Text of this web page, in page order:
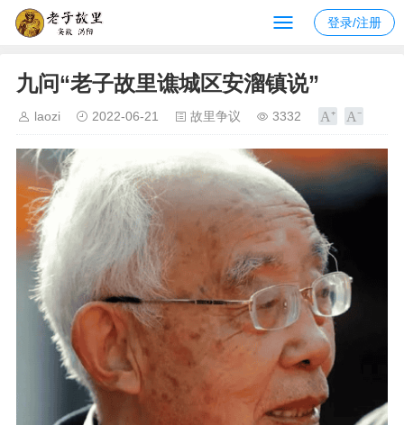
登录/注册
九问“老子故里谯城区安溜镇说”
laozi 2022-06-21 故里争议 3332